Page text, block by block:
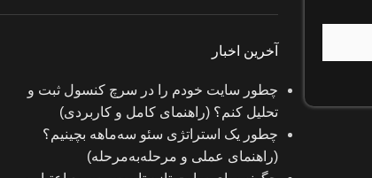
آخرین اخبار
چطور سایت خودم را در سرچ کنسول ثبت و
تحلیل کنم؟ (راهنمای کامل و کاربردی)
چطور یک استراتژی سئو سه‌ماهه بچینیم؟
(راهنمای عملی و مرحله‌به‌مرحله)